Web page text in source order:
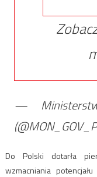
—
Do Polski dotarła
wzmacniania